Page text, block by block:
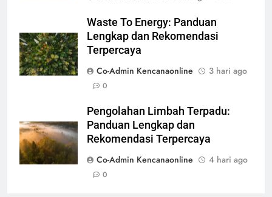
Waste To Energy: Panduan
Lengkap dan Rekomendasi
Terpercaya
Co-Admin Kencanaonline
3 hari ago
0
Pengolahan Limbah Terpadu:
Panduan Lengkap dan
Rekomendasi Terpercaya
Co-Admin Kencanaonline
4 hari ago
0